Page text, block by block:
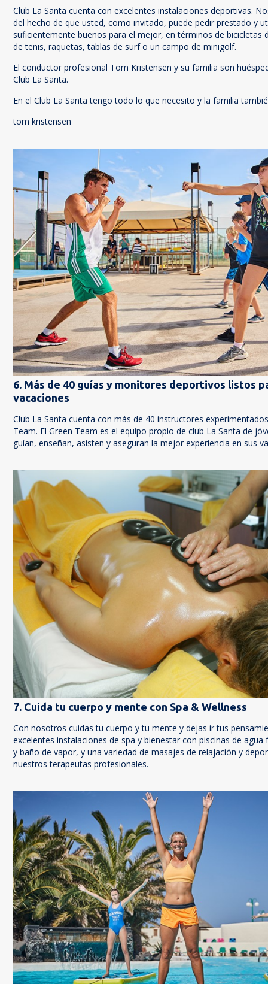
Club La Santa cuenta con excelentes instalaciones deportivas.
del hecho de que usted, como invitado, puede pedir prestado y
suficientemente buenos para el mejor, en términos de bicicletas
de tenis, raquetas, tablas de surf o un campo de minigolf.
El conductor profesional Tom Kristensen y su familia son
Club La Santa.
En el Club La Santa tengo todo lo que necesito y la familia
tom kristensen
6. Más de 40 guías y monitores deportivos listos
vacaciones
Club La Santa cuenta con más de 40 instructores
Team. El Green Team es el equipo propio de club La Santa de
guían, enseñan, asisten y aseguran la mejor experiencia en sus
7. Cuida tu cuerpo y mente con Spa & Wellness
Con nosotros cuidas tu cuerpo y tu mente y dejas ir tus
excelentes instalaciones de spa y bienestar con piscinas de agua
y baño de vapor, y una variedad de masajes de relajación y
nuestros terapeutas profesionales.